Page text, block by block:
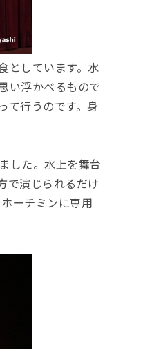
としています。水
い浮かべるもので
て行うのです。身
した。水上を舞台
で演じられるだけ
ーチミンに専用